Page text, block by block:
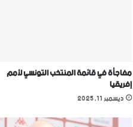
مفاجأة في قائمة المنتخب التونسي ﻷمم
إفريقيا
ديسمبر 11, 2025